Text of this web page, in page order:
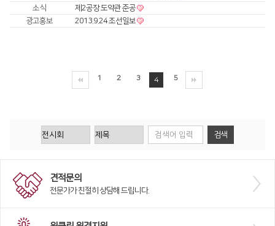
해외지사
Gantry∨
TL9036-X
유압 절곡기
소식
제2공장 도약관 준공
광고홍보
2013.9.24 조선일보
1 2 3 4 5
견적문의
전문가가 친절히 상담해 드립니다.